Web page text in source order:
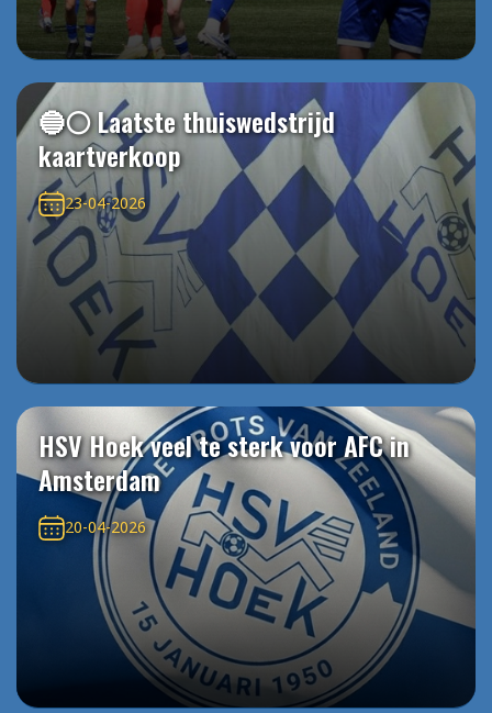
🔵⚪️ Laatste thuiswedstrijd
kaartverkoop
23-04-2026
HSV Hoek veel te sterk voor AFC in
Amsterdam
20-04-2026